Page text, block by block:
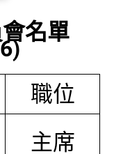
名單
職位
主席